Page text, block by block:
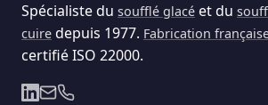
Spécialiste du soufflé glacé et du
cuire depuis 1977. Fabrication
certifié ISO 22000.